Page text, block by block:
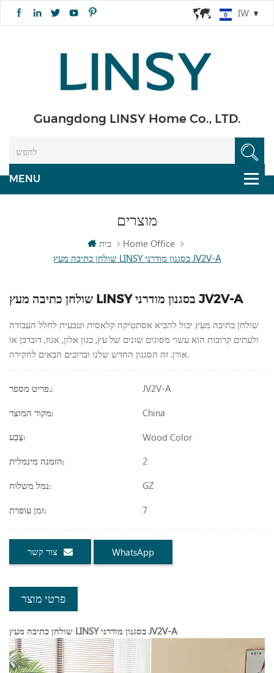
IW
Guangdong LINSY Home Co., LTD.
מוצרים
בית
Home Office
שולחן כתיבה מעץ LINSY בסגנון מודרני JV2V-A
שולחן כתיבה מעץ LINSY בסגנון מודרני JV2V-A
שולחן כתיבה מעץ יכול להביא אסתטיקה קלאסית וטבעית לחלל העבודה
ולעתים קרובות הוא עשוי מסוגים שונים של עץ, כגון אלון, אגוז, דובדבן או
אורן. זה הסגנון החדש שלנו וברוכים הבאים לחקירה.
פריט מספר.: JV2V-A
מקור המוצר: China
צֶבַע: Wood Color
הזמנה מינמלית: 2
נמל משלוח: GZ
זמן עופרת: 7
צור קשר WhatsApp
פרטי מוצר
שולחן כתיבה מעץ LINSY בסגנון מודרני JV2V-A